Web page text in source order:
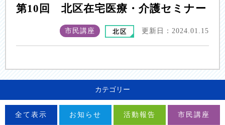
第10回 北区在宅医療・介護セミナー
市民講座 更新日：2024.01.15
カテゴリー
全て表示 お知らせ 活動報告 市民講座